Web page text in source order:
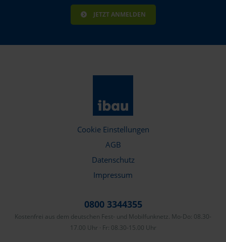
JETZT ANMELDEN
Cookie Einstellungen
AGB
Datenschutz
Impressum
0800 3344355
Kostenfrei aus dem deutschen Fest- und Mobilfunknetz. Mo-Do: 08.30-
17.00 Uhr · Fr: 08.30-15.00 Uhr